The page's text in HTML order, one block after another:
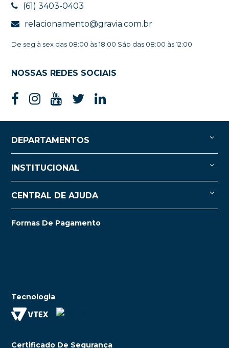
(61) 3403-0403
relacionamento@gravia.com.br
De seg à sex das 08:00 às 18:00 Sáb das 08:00 às 12:00
NOSSAS REDES SOCIAIS
DEPARTAMENTOS
INSTITUCIONAL
CENTRAL DE AJUDA
Formas De Pagamento
Tecnologia
Certificado De Segurança